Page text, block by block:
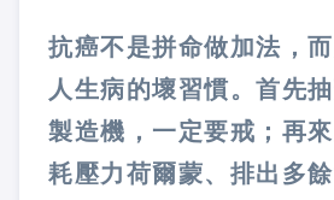
抗癌不是拼命做加法，
人生病的壞習慣。首先
製造機，一定要戒；再
耗壓力荷爾蒙、排出多